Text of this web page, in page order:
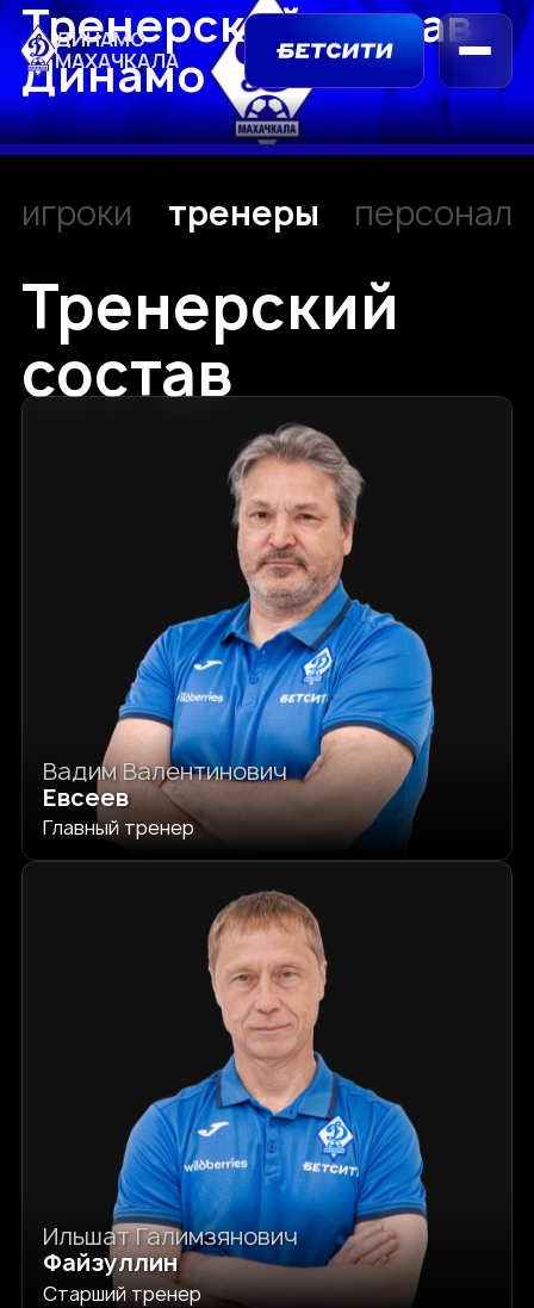
ДИНАМО
МАХАЧКАЛА
Тренерский состав
Динамо
игроки тренеры персонал
Тренерский
состав
Вадим Валентинович
Евсеев
Главный тренер
Ильшат Галимзянович
Файзуллин
Старший тренер